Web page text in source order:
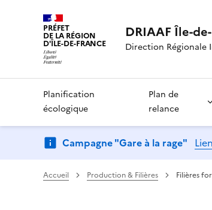
PRÉFET
DE LA RÉGION
D'ÎLE-DE-FRANCE
DRIAAF Île-
Direction Régionale
Planification
écologique
Plan de
relance
Campagne "Gare à la rage"
Accueil Production & Filières Filières